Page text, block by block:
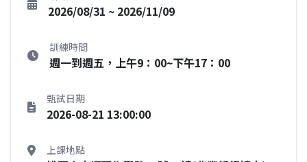
2026/08/31 ~ 2026/11/09
訓練時間
週一到週五，上午9：00~下午17：00
甄試日期
2026-08-21 13:00:00
上課地點